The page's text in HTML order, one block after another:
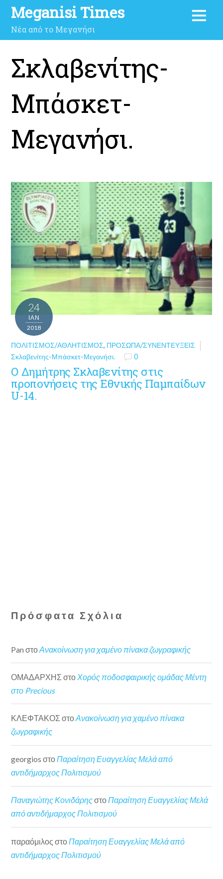
Meganisi Times
Νέα από το Μεγανήσι
Σκλαβενίτης-
Μπάσκετ-
Μεγανήσι.
24
ΙΑΝ
2018
ΠΟΛΙΤΙΣΜΌΣ/ΑΘΛΗΤΙΣΜΌΣ, ΠΡΌΣΩΠΑ/ΣΥΝΕΝΤΕΎΞΕΙΣ
Σκλαβενίτης-Μπάσκετ-Μεγανήσι.
0
Ο Δημήτρης Σκλαβενίτης στις
προπονήσεις της Εθνικής Παμπαίδων
U-14.
Πρόσφατα Σχόλια
Pan στοΑνακοίνωση για χαμένο πίνακα ζωγραφικής
ΟΜΑΔΑΡΧΗΣ στο Χορός ποδοσφαιρικής ομάδας Μέντη
στο Precious
ΚΛΕΦΤΑΚΟΣ στοΑνακοίνωση για χαμένο πίνακα
ζωγραφικής
georgios στοΠαραίτηση Ευαγγελίας Μελά από
αντιδήμαρχος Πολιτισμού
Παναγιώτης ΚονιδάρηςστοΠαραίτηση Ευαγγελίας Μελά
από αντιδήμαρχος Πολιτισμού
παραόμιλος στο Παραίτηση Ευαγγελίας Μελά από
αντιδήμαρχος Πολιτισμού